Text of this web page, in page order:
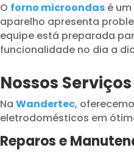
O forno microondas é
aparelho apresenta
equipe está preparada
funcionalidade no dia a
Nossos
NaWandertec,
eletrodomésticos em
Reparos e